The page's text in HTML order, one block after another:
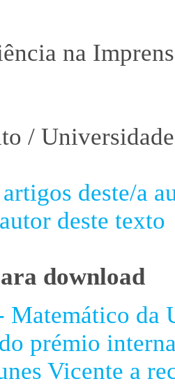
na
/
deste/a
deste texto
download
Matemático da
prémio
Vicente a